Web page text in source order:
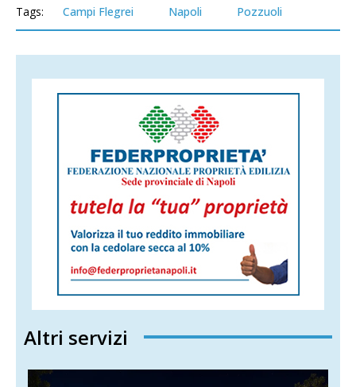
Tags: Campi Flegrei Napoli Pozzuoli
Altri servizi